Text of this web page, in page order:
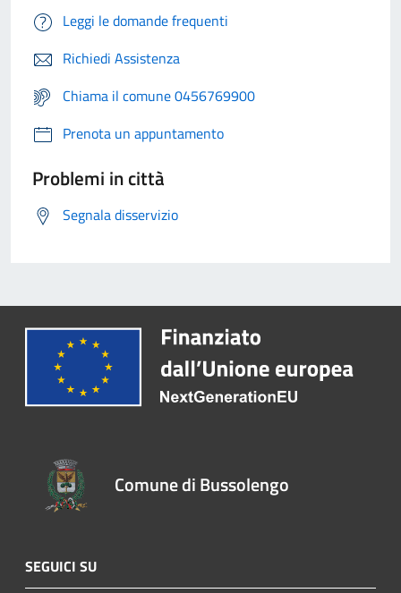
Leggi le domande frequenti
Richiedi Assistenza
Chiama il comune 0456769900
Prenota un appuntamento
Problemi in città
Segnala disservizio
Comune di Bussolengo
SEGUICI SU